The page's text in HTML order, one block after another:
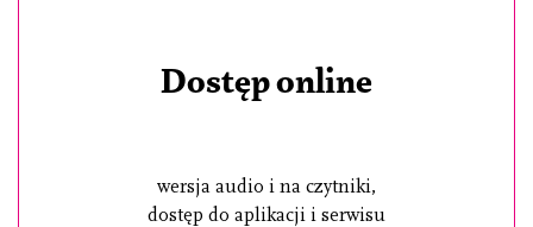
Dostęp online
wersja audio i na czytniki,
dostęp do aplikacji i serwisu